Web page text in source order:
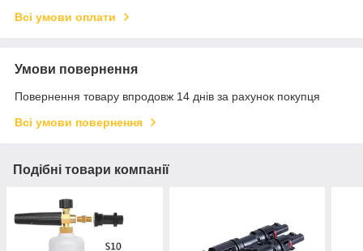
Всі умови оплати
Умови повернення
Повернення товару впродовж 14 днів за рахунок покупця
Всі умови повернення
Подібні товари компанії